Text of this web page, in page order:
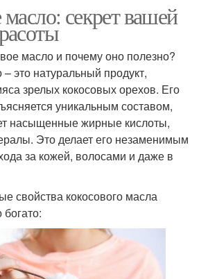
секрет вашей
масло и почему оно полезно?
это натуральный продукт,
зрелых кокосовых орехов. Его
уникальным составом,
насыщенные жирные кислоты,
Это делает его незаменимым
за кожей, волосами и даже в
свойства кокосового масла